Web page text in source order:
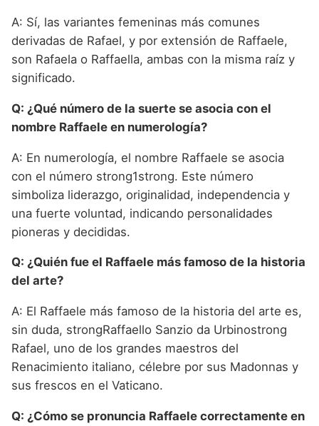
A: Sí, las variantes femeninas más comunes
derivadas de Rafael, y por extensión de Raffaele,
son Rafaela o Raffaella, ambas con la misma raíz y
significado.
Q: ¿Qué número de la suerte se asocia con el
nombre Raffaele en numerología?
A: En numerología, el nombre Raffaele se asocia
con el número strong1strong. Este número
simboliza liderazgo, originalidad, independencia y
una fuerte voluntad, indicando personalidades
pioneras y decididas.
Q: ¿Quién fue el Raffaele más famoso de la historia
del arte?
A: El Raffaele más famoso de la historia del arte es,
sin duda, strongRaffaello Sanzio da Urbinostrong
Rafael, uno de los grandes maestros del
Renacimiento italiano, célebre por sus Madonnas y
sus frescos en el Vaticano.
Q: ¿Cómo se pronuncia Raffaele correctamente en